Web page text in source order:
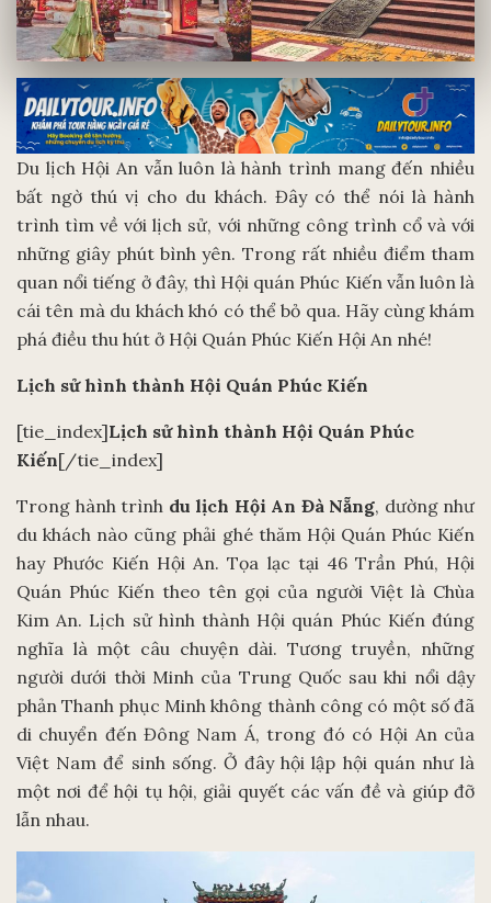
Du lịch Hội An vẫn luôn là hành trình mang đến nhiều
bất ngờ thú vị cho du khách. Đây có thể nói là hành
trình tìm về với lịch sử, với những công trình cổ và với
những giây phút bình yên. Trong rất nhiều điểm tham
quan nổi tiếng ở đây, thì Hội quán Phúc Kiến vẫn luôn là
cái tên mà du khách khó có thể bỏ qua. Hãy cùng khám
phá điều thu hút ở Hội Quán Phúc Kiến Hội An nhé!
Lịch sử hình thành Hội Quán Phúc Kiến
[tie_index]Lịch sử hình thành Hội Quán Phúc
Kiến[/tie_index]
Trong hành trình du lịch Hội An Đà Nẵng, dường như
du khách nào cũng phải ghé thăm Hội Quán Phúc Kiến
hay Phước Kiến Hội An. Tọa lạc tại 46 Trần Phú, Hội
Quán Phúc Kiến theo tên gọi của người Việt là Chùa
Kim An. Lịch sử hình thành Hội quán Phúc Kiến đúng
nghĩa là một câu chuyện dài. Tương truyền, những
người dưới thời Minh của Trung Quốc sau khi nổi dậy
phản Thanh phục Minh không thành công có một số đã
di chuyển đến Đông Nam Á, trong đó có Hội An của
Việt Nam để sinh sống. Ở đây hội lập hội quán như là
một nơi để hội tụ hội, giải quyết các vấn đề và giúp đỡ
lẫn nhau.